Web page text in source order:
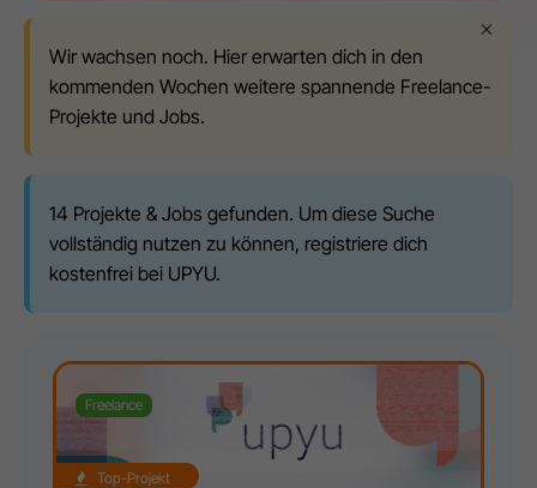
Wir wachsen noch. Hier erwarten dich in den
kommenden Wochen weitere spannende Freelance-
Projekte und Jobs.
14 Projekte & Jobs gefunden. Um diese Suche
vollständig nutzen zu können, registriere dich
kostenfrei bei UPYU.
Freelance
Top-Projekt